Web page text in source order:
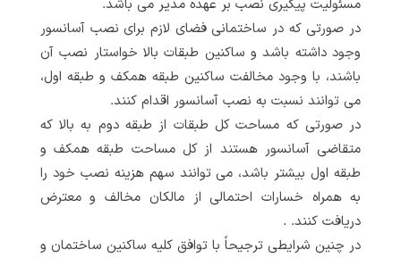
مسئولیت پیگیری نصب بر عهده مدیر می باشد.
در صورتی که در ساختمانی فضای لازم برای نصب آسانسور
وجود داشته باشد و ساکنین طبقات بالا خواستار نصب آن
باشند، با وجود مخالفت ساکنین طبقه همکف و طبقه اول،
می توانند نسبت به نصب آسانسور اقدام کنند.
در صورتی که مساحت کل طبقات از طبقه دوم به بالا که
متقاضی آسانسور هستند از کل مساحت طبقه همکف و
طبقه اول بیشتر باشد، می توانند سهم هزینه نصب خود را
به همراه خسارات احتمالی از مالکان مخالف و معترض
دریافت کنند. .
در چنین شرایطی ترجیحاً با توافق کلیه ساکنین ساختمان و